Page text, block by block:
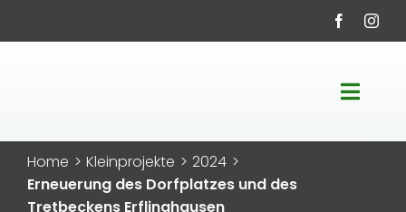
Inhalt
Toggle
Startseite
Home Kleinprojekte
2024
Erneuerung des Dorfplatzes und des
Tretbeckens Erflinghausen